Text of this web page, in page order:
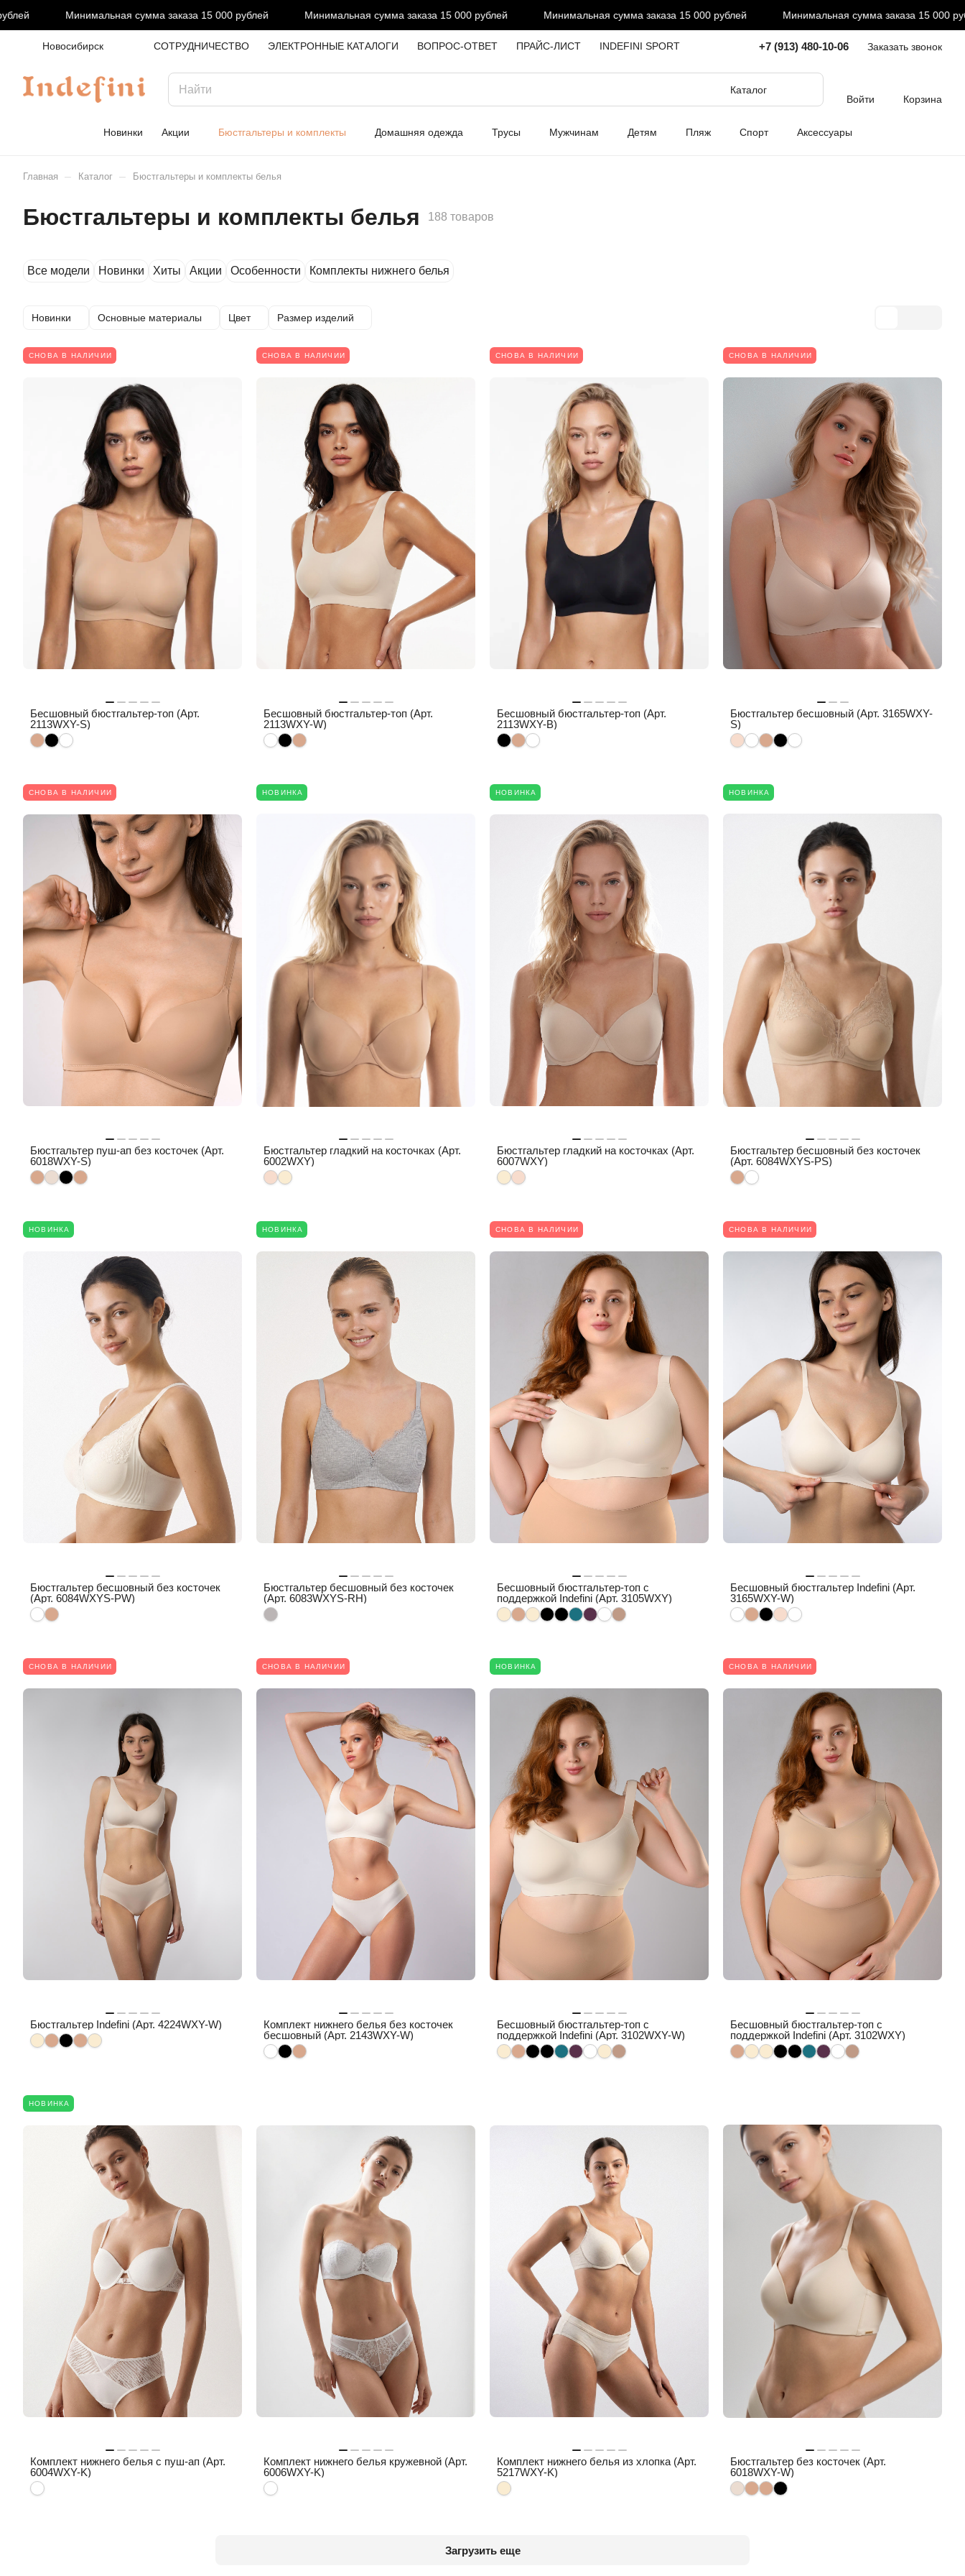
Минимальная сумма заказа 15 000 рублей Минимальная сумма заказа 15 000 рублей Минимальная сумма заказа 15 000 рублей Минимальная сумма заказа 15 000 рублей
Новосибирск СОТРУДНИЧЕСТВО ЭЛЕКТРОННЫЕ КАТАЛОГИ ВОПРОС-ОТВЕТ ПРАЙС-ЛИСТ INDEFINI SPORT +7 (913) 480-10-06 Заказать звонок
Каталог
Войти
Корзина
Новинки Акции Бюстгальтеры и комплекты Домашняя одежда Трусы Мужчинам Детям Пляж Спорт Аксессуары
Главная – Каталог – Бюстгальтеры и комплекты белья
Бюстгальтеры и комплекты белья 188 товаров
Все модели Новинки Хиты Акции Особенности Комплекты нижнего белья
Новинки Основные материалы Цвет Размер изделий
СНОВА В НАЛИЧИИ
Бесшовный бюстгальтер-топ (Арт.
2113WXY-S)
СНОВА В НАЛИЧИИ
Бесшовный бюстгальтер-топ (Арт.
2113WXY-W)
СНОВА В НАЛИЧИИ
Бесшовный бюстгальтер-топ (Арт.
2113WXY-B)
СНОВА В НАЛИЧИИ
Бюстгальтер бесшовный (Арт. 3165WXY-
S)
СНОВА В НАЛИЧИИ
Бюстгальтер пуш-ап без косточек (Арт.
6018WXY-S)
НОВИНКА
Бюстгальтер гладкий на косточках (Арт.
6002WXY)
НОВИНКА
Бюстгальтер гладкий на косточках (Арт.
6007WXY)
НОВИНКА
Бюстгальтер бесшовный без косточек
(Арт. 6084WXYS-PS)
НОВИНКА
Бюстгальтер бесшовный без косточек
(Арт. 6084WXYS-PW)
НОВИНКА
Бюстгальтер бесшовный без косточек
(Арт. 6083WXYS-RH)
СНОВА В НАЛИЧИИ
Бесшовный бюстгальтер-топ с
поддержкой Indefini (Арт. 3105WXY)
СНОВА В НАЛИЧИИ
Бесшовный бюстгальтер Indefini (Арт.
3165WXY-W)
СНОВА В НАЛИЧИИ
Бюстгальтер Indefini (Арт. 4224WXY-W)
СНОВА В НАЛИЧИИ
Комплект нижнего белья без косточек
бесшовный (Арт. 2143WXY-W)
НОВИНКА
Бесшовный бюстгальтер-топ с
поддержкой Indefini (Арт. 3102WXY-W)
СНОВА В НАЛИЧИИ
Бесшовный бюстгальтер-топ с
поддержкой Indefini (Арт. 3102WXY)
НОВИНКА
Комплект нижнего белья с пуш-ап (Арт.
6004WXY-K)
Комплект нижнего белья кружевной (Арт.
6006WXY-K)
Комплект нижнего белья из хлопка (Арт.
5217WXY-K)
Бюстгальтер без косточек (Арт.
6018WXY-W)
Загрузить еще